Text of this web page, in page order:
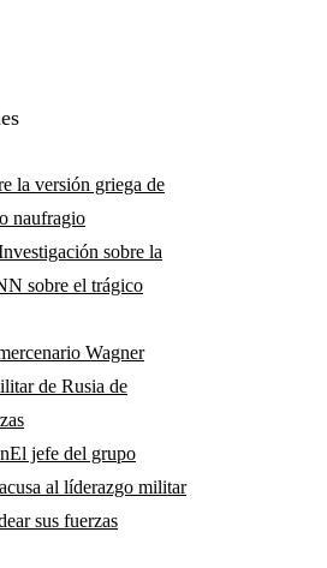
sobre la
sobre el trágico
El jefe del grupo
al líderazgo militar
sus fuerzas